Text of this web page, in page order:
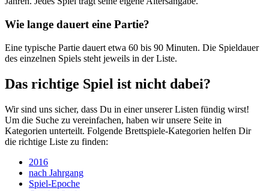
Wie lange dauert eine Partie?
Eine typische Partie dauert etwa 60 bis 90 Minuten. Die Spieldauer
des einzelnen Spiels steht jeweils in der Liste.
Das richtige Spiel ist nicht dabei?
Wir sind uns sicher, dass Du in einer unserer Listen fündig wirst!
Um die Suche zu vereinfachen, haben wir unsere Seite in
Kategorien unterteilt. Folgende Brettspiele-Kategorien helfen Dir
die richtige Liste zu finden:
2016
nach Jahrgang
Spiel-Epoche